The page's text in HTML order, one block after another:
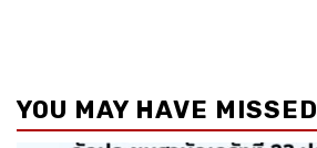
YOU MAY HAVE MISSED